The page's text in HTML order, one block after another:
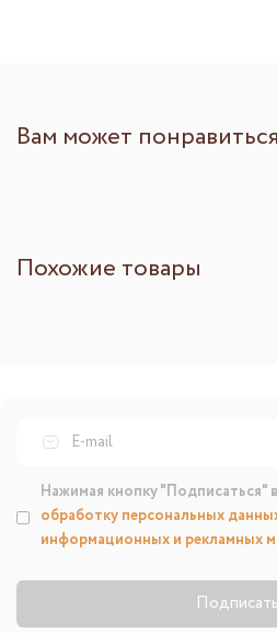
Вам может понравиться
Похожие товары
Нажимая кнопку "Подписаться"
обработку персональных
информационных и рекламных